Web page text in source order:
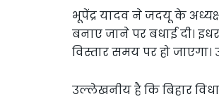
भूपेंद्र यादव ने जदयू के अध्यक्ष
बनाए जाने पर बधाई दी।
विस्तार समय पर हो
उल्लेखनीय है कि बिहार